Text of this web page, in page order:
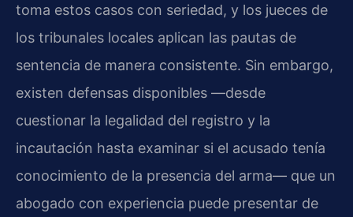
toma estos casos con seriedad, y los jueces de
los tribunales locales aplican las pautas de
sentencia de manera consistente. Sin embargo,
existen defensas disponibles —desde
cuestionar la legalidad del registro y la
incautación hasta examinar si el acusado tenía
conocimiento de la presencia del arma— que un
abogado con experiencia puede presentar de